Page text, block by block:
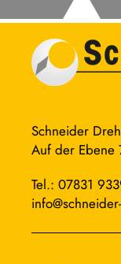
Schneider
Auf der Ebene
Tel.: 07831